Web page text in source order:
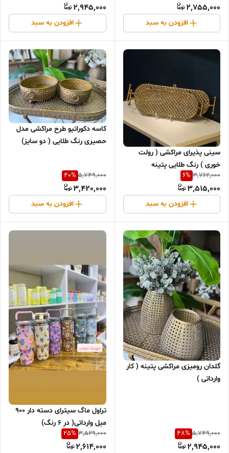
2,755,000
افزودن به سبد
2,945,000
افزودن به سبد
سینی پذیرای مراکشی ( رولت
خوری ) رنگ طلایی پتینه
3,762,000
6%
3,515,000
افزودن به سبد
کاسه دکوراتیو طرح مراکشی مدل
حصیری رنگ طلایی ( دو سایز)
5,749,000
40%
3,420,000
افزودن به سبد
گلدان رومیزی مراکشی پتینه ( کار
وارداتی )
5,749,000
48%
2,945,000
تراول ماگ سیترای دسته دار ۹۰۰
میل وارداتی( در ۶ رنگ)
3,529,000
25%
2,614,000